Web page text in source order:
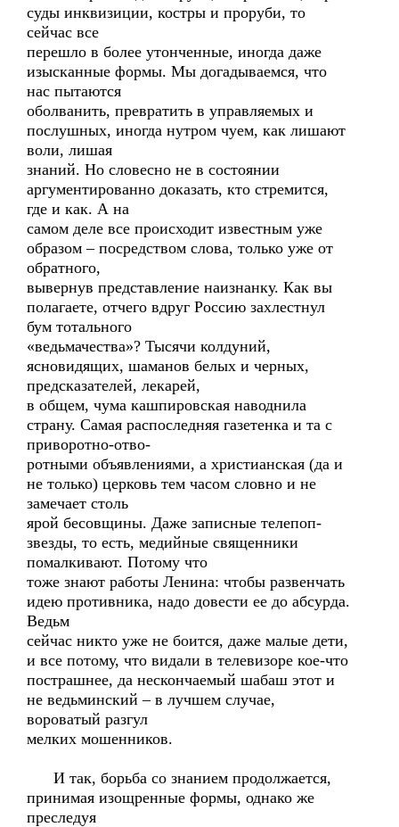
суды инквизиции, костры и проруби, то
сейчас все
перешло в более утонченные, иногда даже
изысканные формы. Мы догадываемся, что
нас пытаются
оболванить, превратить в управляемых и
послушных, иногда нутром чуем, как лишают
воли, лишая
знаний. Но словесно не в состоянии
аргументированно доказать, кто стремится,
где и как. А на
самом деле все происходит известным уже
образом – посредством слова, только уже от
обратного,
вывернув представление наизнанку. Как вы
полагаете, отчего вдруг Россию захлестнул
бум тотального
«ведьмачества»? Тысячи колдуний,
ясновидящих, шаманов белых и черных,
предсказателей, лекарей,
в общем, чума кашпировская наводнила
страну. Самая распоследняя газетенка и та с
приворотно-отво-
ротными объявлениями, а христианская (да и
не только) церковь тем часом словно и не
замечает столь
ярой бесовщины. Даже записные телепоп-
звезды, то есть, медийные священники
помалкивают. Потому что
тоже знают работы Ленина: чтобы развенчать
идею противника, надо довести ее до абсурда.
Ведьм
сейчас никто уже не боится, даже малые дети,
и все потому, что видали в телевизоре кое-что
пострашнее, да нескончаемый шабаш этот и
не ведьминский – в лучшем случае,
вороватый разгул
мелких мошенников.
И так, борьба со знанием продолжается,
принимая изощренные формы, однако же
преследуя